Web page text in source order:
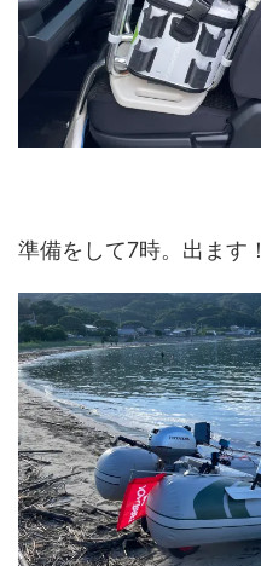
準備をして7時。出ます！